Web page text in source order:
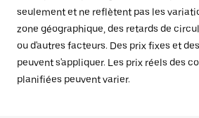
seulement et ne reflètent pas les
zone géographique, des retards de
ou d'autres facteurs. Des prix fixes et
peuvent s'appliquer. Les prix réels des
planifiées peuvent varier.